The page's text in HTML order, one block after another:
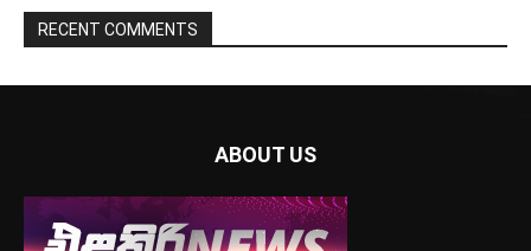
RECENT COMMENTS
ABOUT US